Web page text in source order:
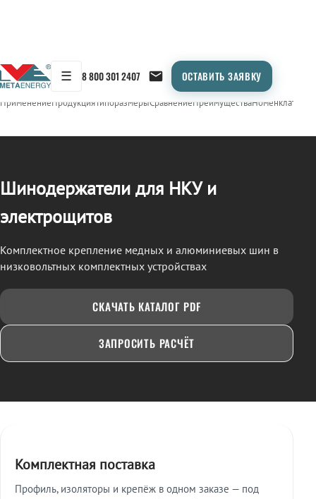
☰ 8 800 301 2407 ОСТАВИТЬ ЗАЯВКУ
← Продукция/ШИНОДЕРЖАТЕЛИ
ПрименениеПродукцияТипоразмерыСравнениеПреимуществаНоменклатура
Шинодержатели для НКУ и
электрощитов
Комплектное крепление медных и алюминиевых шин в
низковольтных комплектных устройствах
СКАЧАТЬ КАТАЛОГ PDF
ЗАПРОСИТЬ РАСЧЁТ
Комплектная поставка
Профиль, изоляторы и крепёж в одном заказе — под